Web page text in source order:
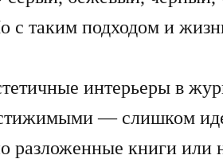
с таким подходом и
интерьеры в
— слишком
разложенные книги или